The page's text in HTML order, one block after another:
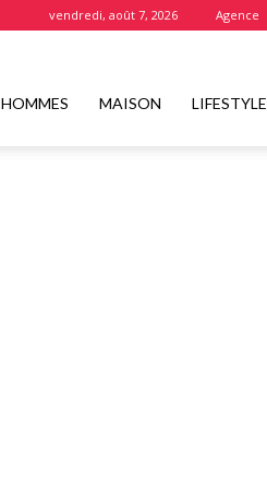
vendredi, août 7, 2026 Agence
HOMMES MAISON LIFESTYLE